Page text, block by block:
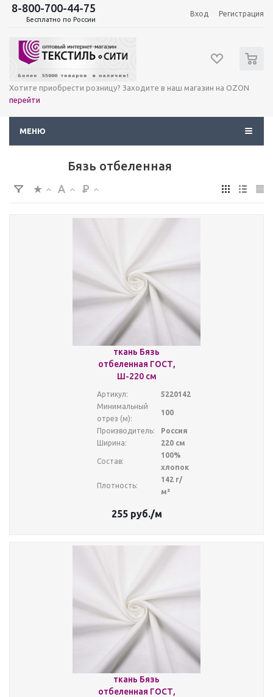
8-800-700-44-75
Бесплатно по России
Вход Регистрация
Хотите приобрести розницу? Заходите в наш магазин на OZON
перейти
МЕНЮ
Бязь отбеленная
ткань Бязь
отбеленная ГОСТ,
Ш-220 см
Артикул:
5220142
Минимальный
отрез (м):
100
Производитель:
Россия
Ширина:
220 см
Состав:
100%
хлопок
Плотность:
142 г/
м²
255руб./м
ткань Бязь
отбеленная ГОСТ,